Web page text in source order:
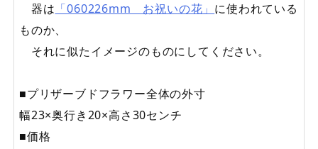
器は 「060226mm お祝いの花」 に使われている
ものか、
それに似たイメージのものにしてください。
■プリザーブドフラワー全体の外寸
幅23×奥行き20×高さ30センチ
■価格